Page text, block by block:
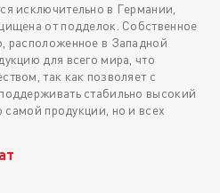
исключительно в Германии,
от подделок. Собственное
расположенное в Западной
для всего мира, что
так как позволяет с
стабильно высокий
самой продукции, но и всех